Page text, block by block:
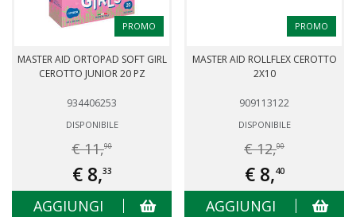
PROMO
MASTER AID ORTOPAD SOFT GIRL
CEROTTO JUNIOR 20 PZ
934406253
DISPONIBILE
€ 11,90
€ 8,33
AGGIUNGI
PROMO
MASTER AID ROLLFLEX CEROTTO
2X10
909113122
DISPONIBILE
€ 12,00
€ 8,40
AGGIUNGI